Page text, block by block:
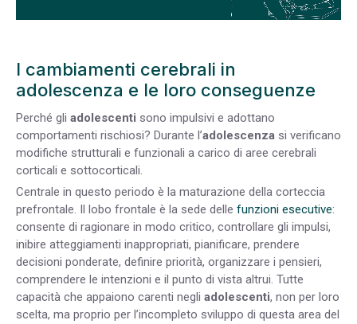
I cambiamenti cerebrali in
adolescenza e le loro conseguenze
Perché gli adolescenti sono impulsivi e adottano
comportamenti rischiosi? Durante l’adolescenza si verificano
modifiche strutturali e funzionali a carico di aree cerebrali
corticali e sottocorticali.
Centrale in questo periodo è la maturazione della corteccia
prefrontale. Il lobo frontale è la sede delle funzioni esecutive:
consente di ragionare in modo critico, controllare gli impulsi,
inibire atteggiamenti inappropriati, pianificare, prendere
decisioni ponderate, definire priorità, organizzare i pensieri,
comprendere le intenzioni e il punto di vista altrui. Tutte
capacità che appaiono carenti negli adolescenti, non per loro
scelta, ma proprio per l’incompleto sviluppo di questa area del